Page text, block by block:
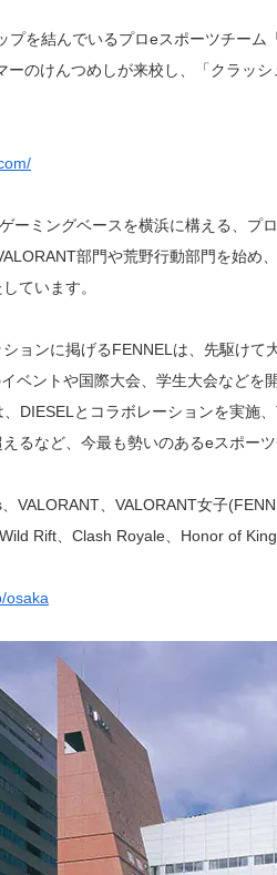
プを結んでいるプロeスポーツチー
ーのけんつめしが来校し、「クラッ
ーミングベースを横浜に構える、プ
部門や荒野行動部門を始め
ています。
ションに掲げるFENNELは、先駆け
ベントや国際大会、学生大会などを
DIESELとコラボレーションを実施
るなど、今最も勢いのあるeスポー
VALORANT、VALORANT女子
Rift、Clash Royale、Honor of
osaka